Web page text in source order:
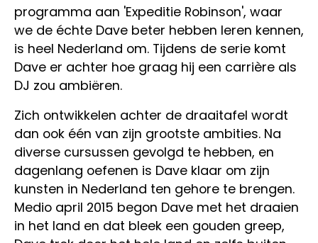
programma aan 'Expeditie Robinson', waar
we de échte Dave beter hebben leren kennen,
is heel Nederland om. Tijdens de serie komt
Dave er achter hoe graag hij een carrière als
DJ zou ambiëren.
Zich ontwikkelen achter de draaitafel wordt
dan ook één van zijn grootste ambities. Na
diverse cursussen gevolgd te hebben, en
dagenlang oefenen is Dave klaar om zijn
kunsten in Nederland ten gehore te brengen.
Medio april 2015 begon Dave met het draaien
in het land en dat bleek een gouden greep,